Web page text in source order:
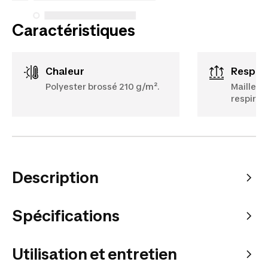
Caractéristiques
Chaleur
Polyester brossé 210 g/m².
Maille
Description
Spécifications
Utilisation et entretien